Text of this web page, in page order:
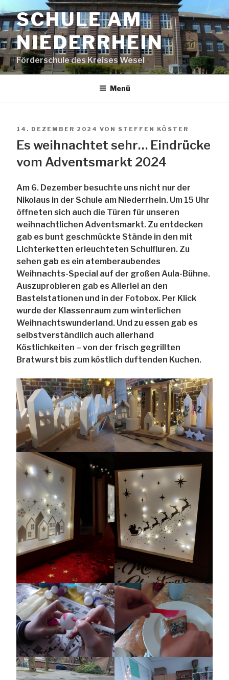
Inhalt
springen
SCHULE AM
NIEDERRHEIN
Förderschule des Kreises Wesel
Menü
VERÖFFENTLICHT
AM
14. DEZEMBER 2024 VON STEFFEN KÖSTER
Es weihnachtet sehr… Eindrücke
vom Adventsmarkt 2024
Am 6. Dezember besuchte uns nicht nur der
Nikolaus in der Schule am Niederrhein. Um 15 Uhr
öffneten sich auch die Türen für unseren
weihnachtlichen Adventsmarkt. Zu entdecken
gab es bunt geschmückte Stände in den mit
Lichterketten erleuchteten Schulfluren. Zu
sehen gab es ein atemberaubendes
Weihnachts-Special auf der großen Aula-Bühne.
Auszuprobieren gab es Allerlei an den
Bastelstationen und in der Fotobox. Per Klick
wurde der Klassenraum zum winterlichen
Weihnachtswunderland. Und zu essen gab es
selbstverständlich auch allerhand
Köstlichkeiten – von der frisch gegrillten
Bratwurst bis zum köstlich duftenden Kuchen.